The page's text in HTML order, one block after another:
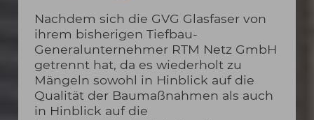
Nachdem sich die GVG Glasfaser von
ihrem bisherigen Tiefbau-
Generalunternehmer RTM Netz GmbH
getrennt hat, da es wiederholt zu
Mängeln sowohl in Hinblick auf die
Qualität der Baumaßnahmen als auch
in Hinblick auf die